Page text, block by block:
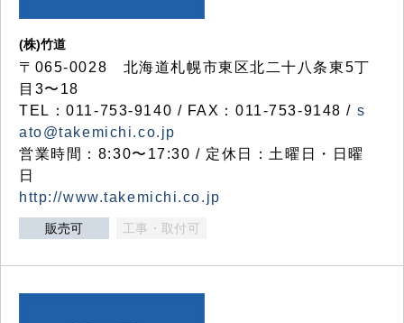
(株)竹道
〒065-0028 北海道札幌市東区北二十八条東5丁
目3〜18
TEL：011-753-9140 / FAX：011-753-9148 / s
ato@takemichi.co.jp
営業時間：8:30〜17:30 / 定休日：土曜日・日曜
日
http://www.takemichi.co.jp
販売可 工事・取付可